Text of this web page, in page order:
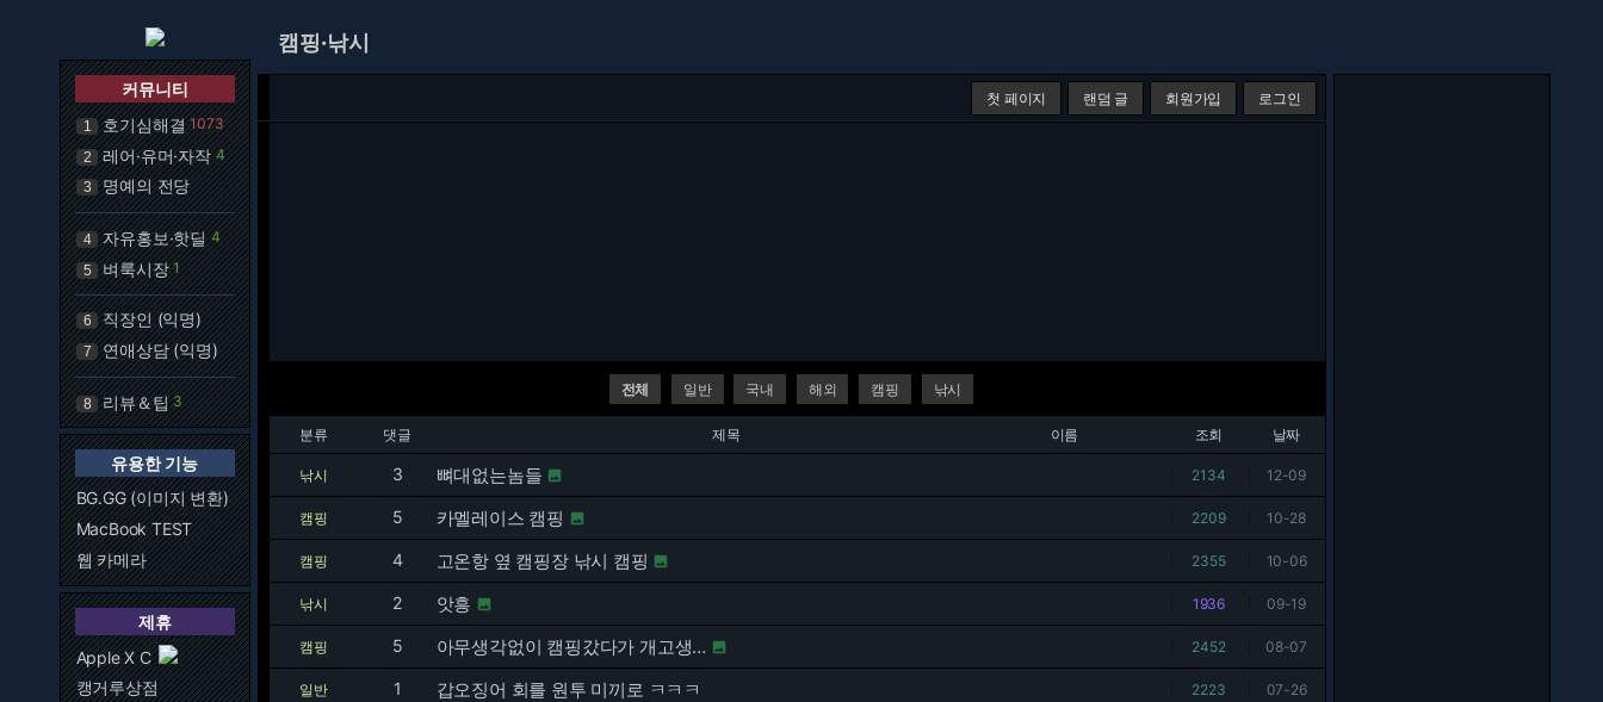
커뮤니티
1 호기심해결 1073
2 레어·유머·자작 4
3 명예의 전당
4 자유홍보·핫딜 4
5 벼룩시장 1
6 직장인 (익명)
7 연애상담 (익명)
8 리뷰＆팁 3
유용한 기능
BG.GG (이미지 변환)
MacBook TEST
웹 카메라
제휴
Apple X C
캥거루상점
캠핑·낚시
첫 페이지 랜덤 글 회원가입 로그인
전체 일반 국내 해외 캠핑 낚시
분류 댓글 제목 이름 조회 날짜
낚시 3 뼈대없는놈들  2134 12-09
캠핑 5 카멜레이스 캠핑  2209 10-28
캠핑 4 고온항 옆 캠핑장 낚시 캠핑  2355 10-06
낚시 2 앗흥  1936 09-19
캠핑 5 아무생각없이 캠핑갔다가 개고생…  2452 08-07
일반 1 갑오징어 회를 원투 미끼로 ㅋㅋㅋ 2223 07-26